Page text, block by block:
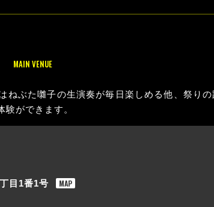
MAIN VENUE
ねぶた囃子の生演奏が毎日楽しめる他、祭りの
ができます。
目1番1号 MAP